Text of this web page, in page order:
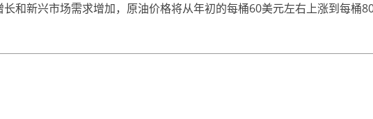
长和新兴市场需求增加，原油价格将从年初的每桶60美元左右上涨到每桶